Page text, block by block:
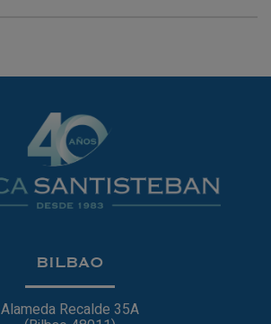
BILBAO
Alameda Recalde 35A